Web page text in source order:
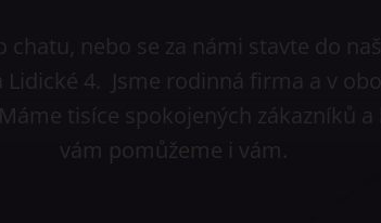
chatu, nebo se za námi stavte do
Lidické 4. Jsme rodinná firma a v
tisíce spokojených zákazníků a
vám pomůžeme i vám.